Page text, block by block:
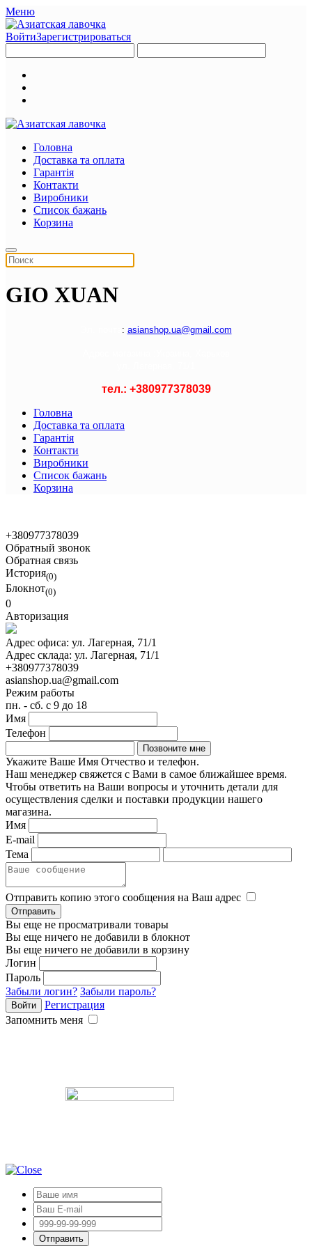
Меню
ВойтиЗарегистрироваться
Головна
Доставка та оплата
Гарантія
Контакти
Виробники
Список бажань
Корзина
GIO XUAN
: asianshop.ua@gmail.com
тел.: +380977378039
Головна
Доставка та оплата
Гарантія
Контакти
Виробники
Список бажань
Корзина
+380977378039
Обратный звонок
Обратная связь
История(0)
Блокнот(0)
0
Авторизация
Адрес офиса: ул. Лагерная, 71/1
Адрес склада: ул. Лагерная, 71/1
+380977378039
asianshop.ua@gmail.com
Режим работы
пн. - сб. с 9 до 18
Имя
Телефон
Укажите Ваше Имя Отчество и телефон.
Наш менеджер свяжется с Вами в самое ближайшее время.
Чтобы ответить на Ваши вопросы и уточнить детали для
осуществления сделки и поставки продукции нашего
магазина.
Имя
E-mail
Тема
Отправить копию этого сообщения на Ваш адрес
Вы еще не просматривали товары
Вы еще ничего не добавили в блокнот
Вы еще ничего не добавили в корзину
Логин
Пароль
Забыли логин? Забыли пароль?
Регистрация
Запомнить меня